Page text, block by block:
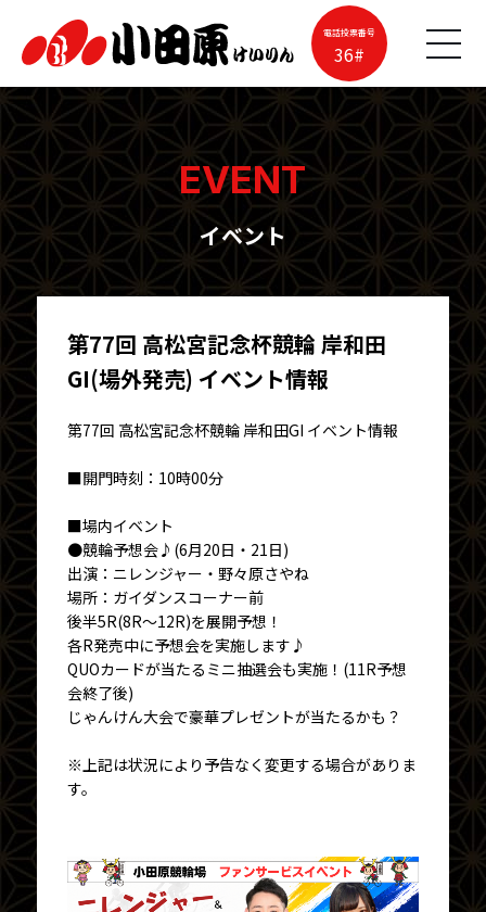
電話投票番号
36#
EVENT
イベント
第77回 高松宮記念杯競輪 岸和田
GI(場外発売) イベント情報
第77回 高松宮記念杯競輪 岸和田GI イベント情報
■開門時刻：10時00分
■場内イベント
●競輪予想会♪(6月20日・21日)
出演：ニレンジャー・野々原さやね
場所：ガイダンスコーナー前
後半5R(8R～12R)を展開予想！
各R発売中に予想会を実施します♪
QUOカードが当たるミニ抽選会も実施！(11R予想
会終了後)
じゃんけん大会で豪華プレゼントが当たるかも？
※上記は状況により予告なく変更する場合がありま
す。